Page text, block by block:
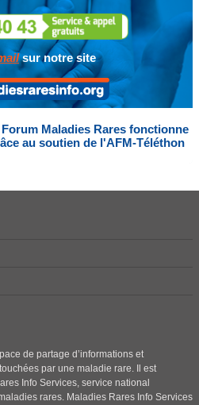
sur notre site
Forum Maladies Rares fonctionne
au soutien de l'AFM-Téléthon
de partage d’informations et
par une maladie rare. Il est
Info Services, service national
rares. Maladies Rares Info Services